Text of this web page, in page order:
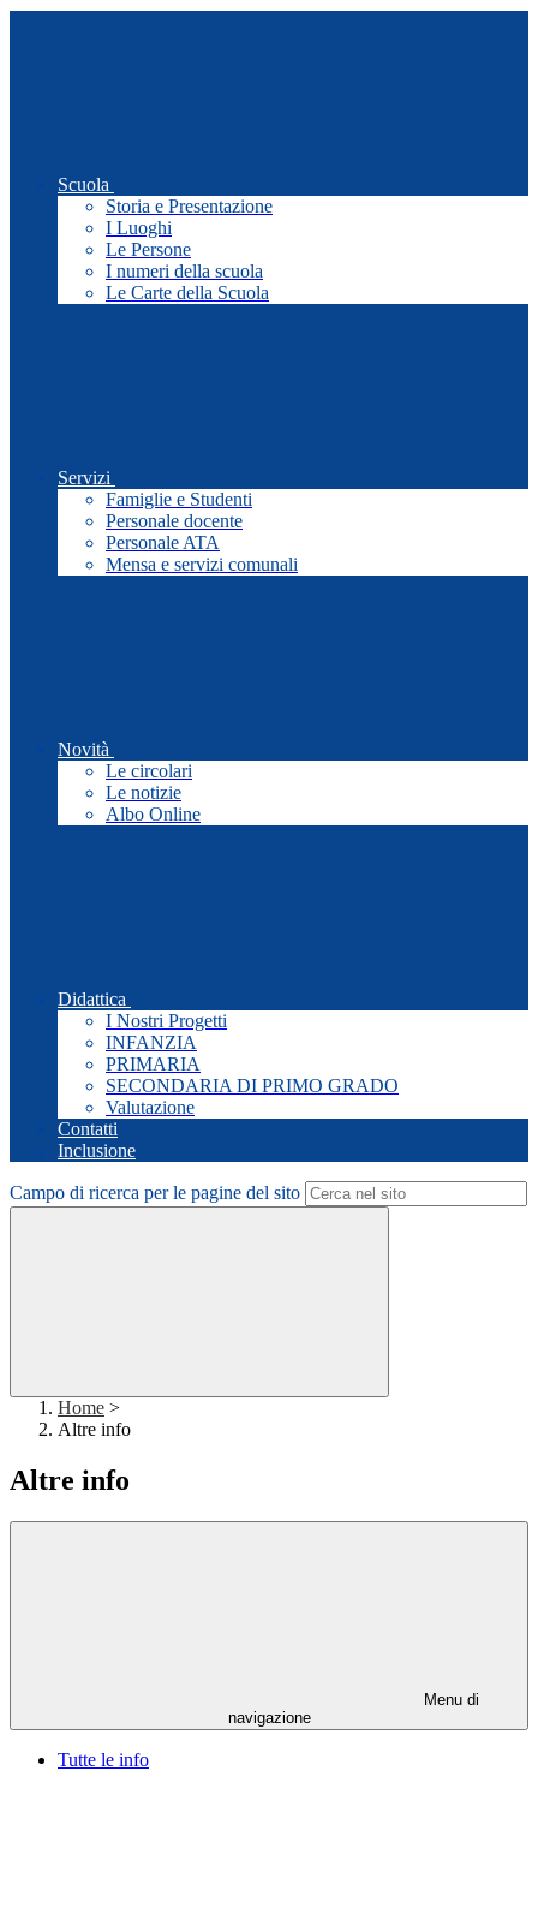
Scuola
Storia e Presentazione
I Luoghi
Le Persone
I numeri della scuola
Le Carte della Scuola
Servizi
Famiglie e Studenti
Personale docente
Personale ATA
Mensa e servizi comunali
Novità
Le circolari
Le notizie
Albo Online
Didattica
I Nostri Progetti
INFANZIA
PRIMARIA
SECONDARIA DI PRIMO GRADO
Valutazione
Contatti
Inclusione
Campo di ricerca per le pagine del sito
Home >
Altre info
Altre info
Menu di
navigazione
Tutte le info